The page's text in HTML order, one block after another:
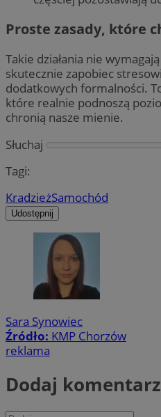
Proste zasady, które
Takie działania nie
skutecznie zapobiec
dodatkowych formalności.
które realnie podnoszą
chronią nasze mienie.
Słuchaj
Tagi:
KradzieżSamochód
Udostępnij
Sara Synowiec
Źródło: KMP Chorzów
reklama
Dodaj komentarz